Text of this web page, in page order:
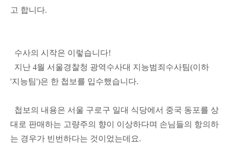
고 합니다.
수사의 시작은 이렇습니다!
지난 4월 서울경찰청 광역수사대 지능범죄수사팀(이하
'지능팀')은 한 첩보를 입수했습니다.
첩보의 내용은 서울 구로구 일대 식당에서 중국 동포를 상
대로 판매하는 고량주의 향이 이상하다며 손님들의 항의하
는 경우가 빈번하다는 것이었는데요.